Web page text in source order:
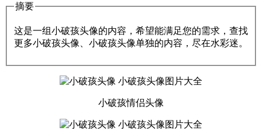
摘要
这是一组小破孩头像的内容，希望能满足您的需求，查找
更多小破孩头像、小破孩头像单独的内容，尽在水彩迷。
小破孩情侣头像